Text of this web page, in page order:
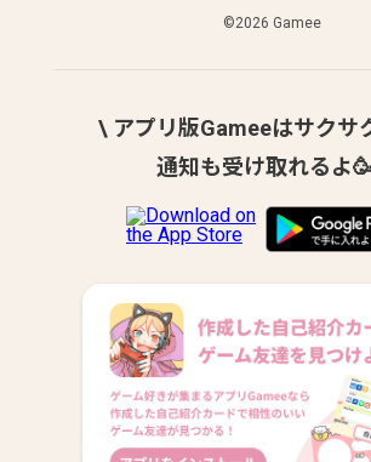
©︎2026 Gamee
\ アプリ版Gameeはサクサ
通知も受け取れるよ